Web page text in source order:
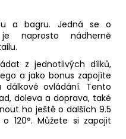
a bagru. Jedná se o
naprosto nádherně
z jednotlivých dílků,
a jako bonus zapojíte
ovládání. Tento
doleva a doprava, také
ho ještě o dalších 9.5
120°. Můžete si zapojit